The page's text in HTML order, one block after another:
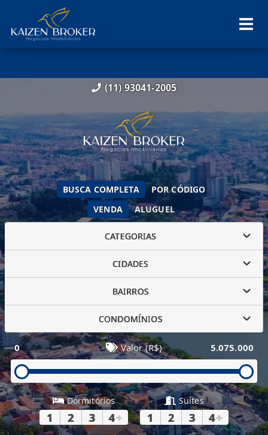
(11) 93041-2005
VENDA ALUGUEL
BUSCA COMPLETA POR CÓDIGO
CATEGORIAS
CIDADES
BAIRROS
CONDOMÍNIOS
0 Valor (R$) 5.075.000
Dormitórios
1 2 3 4+
Suítes
1 2 3 4+